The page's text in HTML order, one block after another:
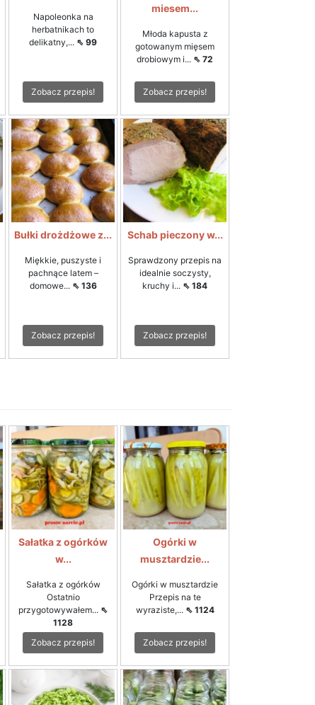
Napoleonka na
herbatnikach to
delikatny,... ⇖ 99
Zobacz przepis!
miesem...
Młoda kapusta z
gotowanym mięsem
drobiowym i... ⇖ 72
Zobacz przepis!
Bułki drożdżowe z...
Miękkie, puszyste i
pachnące latem –
domowe... ⇖ 136
Zobacz przepis!
Schab pieczony w...
Sprawdzony przepis na
idealnie soczysty,
kruchy i... ⇖ 184
Zobacz przepis!
Sałatka z ogórków
w...
Sałatka z ogórków
Ostatnio
przygotowywałem... ⇖
1128
Zobacz przepis!
Ogórki w
musztardzie...
Ogórki w musztardzie
Przepis na te
wyraziste,... ⇖ 1124
Zobacz przepis!